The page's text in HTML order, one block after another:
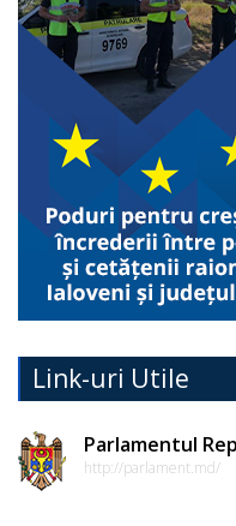
Link-uri Utile
Parlamentul
http://parlament.md/